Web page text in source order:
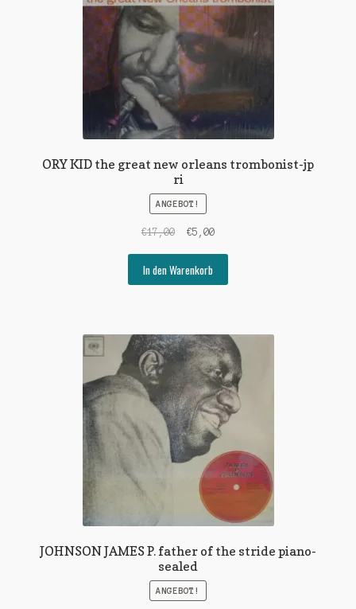
ORY KID the great new orleans trombonist-jp
ri
ANGEBOT!
€17,00
Ursprünglicher
war:
€17,00
€5,00Aktueller
€5,00.
In den Warenkorb
JOHNSON JAMES P. father of the stride piano-
sealed
ANGEBOT!